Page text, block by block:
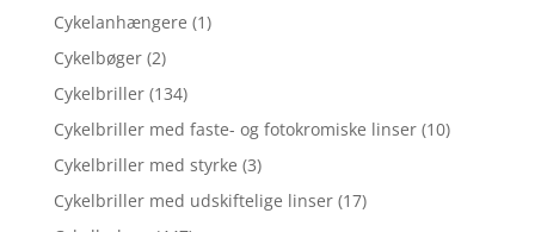
Cykelanhængere (1)
Cykelbøger (2)
Cykelbriller (134)
Cykelbriller med faste- og fotokromiske linser (10)
Cykelbriller med styrke (3)
Cykelbriller med udskiftelige linser (17)